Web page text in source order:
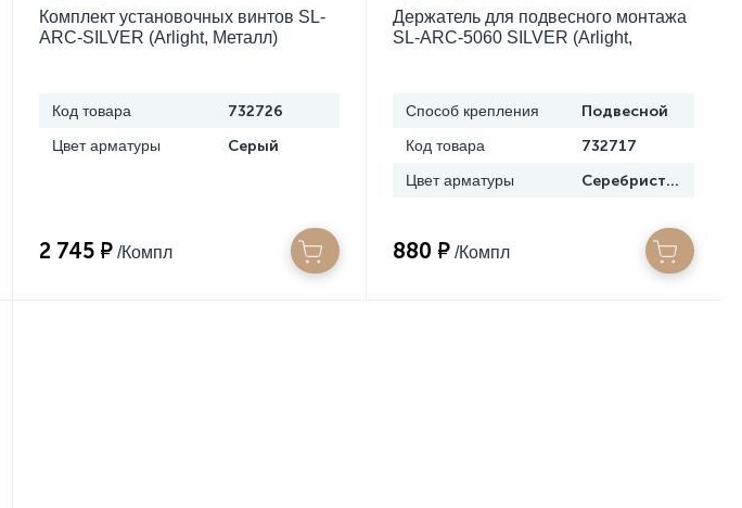
Комплект установочных винтов SL-
ARC-SILVER (Arlight, Металл)
Код товара 732726
Цвет арматуры Серый
2 745 ₽ /Компл
Держатель для подвесного монтажа
SL-ARC-5060 SILVER (Arlight,
Способ крепления Подвесной
Код товара 732717
Цвет арматуры Серебристый
880 ₽ /Компл